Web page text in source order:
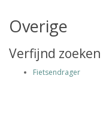
Overige
Verfijnd zoeken
Fietsendrager